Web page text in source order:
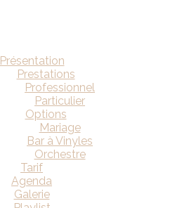
Présentation
Prestations
Professionnel
Particulier
Options
Mariage
Bar à Vinyles
Orchestre
Tarif
Agenda
Galerie